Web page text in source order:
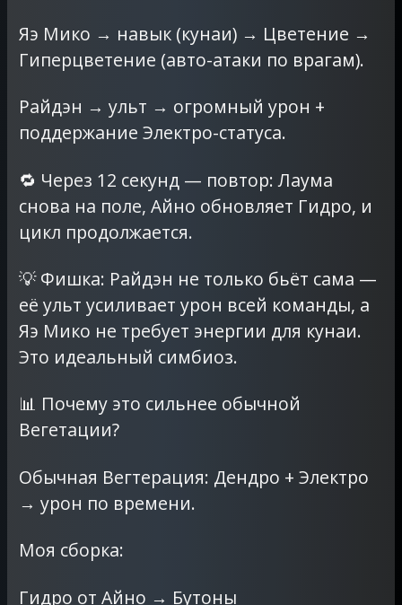
Яэ Мико → навык (кунаи) → Цветение →
Гиперцветение (авто-атаки по врагам).
Райдэн → ульт → огромный урон +
поддержание Электро-статуса.
🔁 Через 12 секунд — повтор: Лаума
снова на поле, Айно обновляет Гидро, и
цикл продолжается.
💡 Фишка: Райдэн не только бьёт сама —
её ульт усиливает урон всей команды, а
Яэ Мико не требует энергии для кунаи.
Это идеальный симбиоз.
📊 Почему это сильнее обычной
Вегетации?
Обычная Вегтерация: Дендро + Электро
→ урон по времени.
Моя сборка:
Гидро от Айно → Бутоны